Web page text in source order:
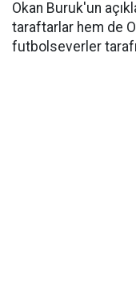
Okan Buruk'un
taraftarlar hem de
futbolseverler